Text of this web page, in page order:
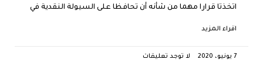
اتخذتا قرارا مهما من شأنه أن تحافظا على السيولة النقدية في
اقراء المزيد
7 يونيو، 2020 لا توجد تعليقات